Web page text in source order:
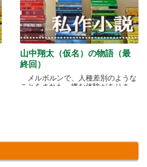
山中翔太（仮名）の物語（最
終回）
メルボルンで、人種差別のような
ことをされた、嫌な体験がありま